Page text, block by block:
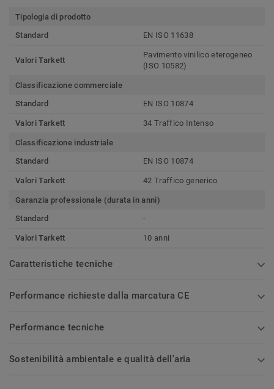
Tipologia di prodotto
Standard
EN ISO 11638
Valori Tarkett
Pavimento vinilico eterogeneo
(ISO 10582)
Classificazione commerciale
Standard
EN ISO 10874
Valori Tarkett 34 Traffico Intenso
Classificazione industriale
Standard
EN ISO 10874
Valori Tarkett 42 Traffico generico
Garanzia professionale (durata in anni)
Standard
-
Valori Tarkett 10 anni
Caratteristiche tecniche
Performance richieste dalla marcatura CE
Performance tecniche
Sostenibilità ambientale e qualità dell'aria